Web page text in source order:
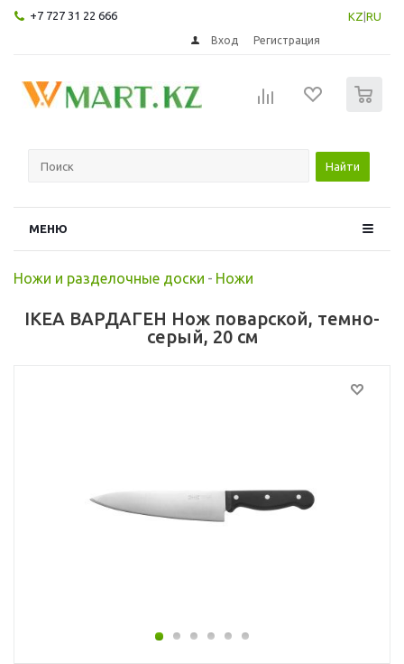
+7 727 31 22 666 KZ RU
Вход Регистрация
Найти
МЕНЮ
Ножи и разделочные доски - Ножи
IKEA ВАРДАГЕН Нож поварской, темно-
серый, 20 см